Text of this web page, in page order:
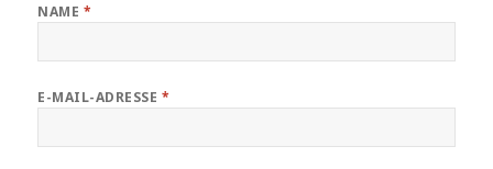
NAME *
E-MAIL-ADRESSE *